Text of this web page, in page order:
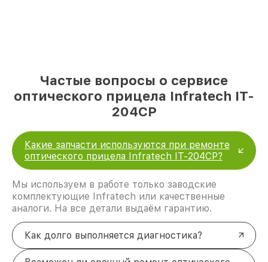
Частые вопросы о сервисе
оптического прицела Infratech IT-
204CP
Какие запчасти используются при ремонте
оптического прицела Infratech IT-204CP?
Мы используем в работе только заводские
комплектующие Infratech или качественные
аналоги. На все детали выдаём гарантию.
Как долго выполняется диагностика?